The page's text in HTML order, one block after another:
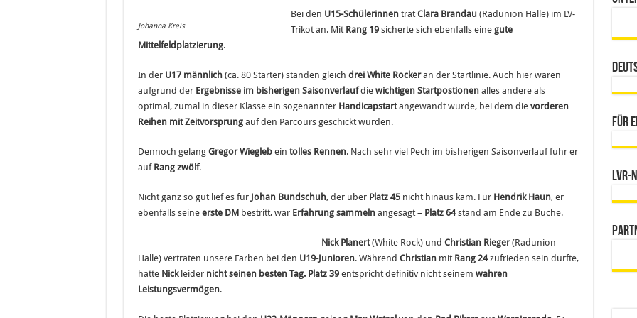
Johanna Kreis
Bei den U15-SchülerinnentratClara Brandau (Radunion Halle) im LV-
Trikot an. Mit Rang 19sicherte sich ebenfalls eine gute
Mittelfeldplatzierung.
In der U17 männlich(ca. 80 Starter) standen gleich drei White Rockeran der Startlinie. Auch hier waren
aufgrund der Ergebnisse im bisherigen Saisonverlaufdie wichtigen Startpostionenalles andere als
optimal, zumal in dieser Klasse ein sogenannter Handicapstartangewandt wurde, bei dem die vorderen
Reihen mit Zeitvorsprungauf den Parcours geschickt wurden.
Dennoch gelang Gregor Wieglebein tolles Rennen. Nach sehr viel Pech im bisherigen Saisonverlauf fuhr er
auf Rang zwölf.
Nicht ganz so gut lief es für Johan Bundschuh, der über Platz 45nicht hinaus kam. Für Hendrik Haun, er
ebenfalls seine erste DMbestritt, war Erfahrung sammelnangesagt – Platz 64stand am Ende zu Buche.
Nick Planert(White Rock) und Christian Rieger(Radunion
Halle) vertraten unsere Farben bei den U19-Junioren. Während Christianmit Rang 24zufrieden sein durfte,
hatte Nickleider nicht seinen besten Tag. Platz 39entspricht definitiv nicht seinem wahren
Leistungsvermögen.
Für